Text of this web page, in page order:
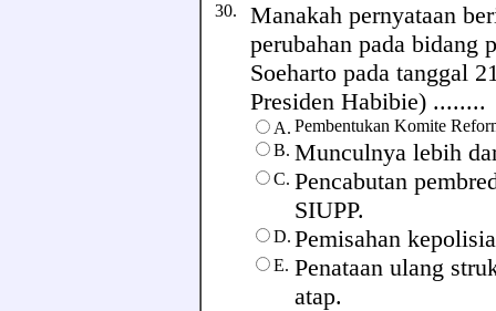
30. Manakah pernyataan
perubahan pada bidang
Soeharto pada tanggal
Presiden Habibie) ........
A. Pembentukan Komite
B. Munculnya lebih
C. Pencabutan
SIUPP.
D. Pemisahan
E. Penataan ulang
atap.